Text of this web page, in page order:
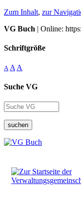
Zum Inhalt, zur
VG Buch | Online:
Schriftgröße
A A A
Suche VG
suchen